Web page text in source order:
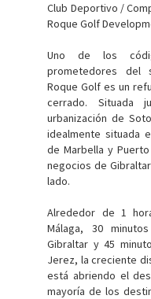
Club Deportivo /
Roque Golf
Uno de los
prometedores del
Roque Golf es un
cerrado. Situada
urbanización de
idealmente situada
de Marbella y
negocios de
lado.
Alrededor de 1
Málaga, 30
Gibraltar y 45
Jerez, la creciente
está abriendo el
mayoría de los